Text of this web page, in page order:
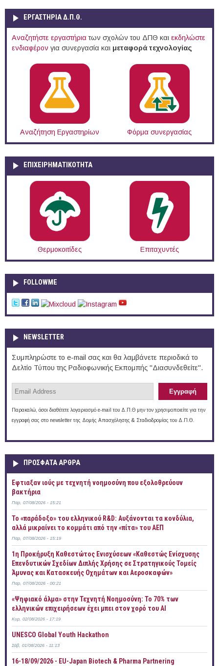
ΕΡΓΑΣΤΗΡΙΑ Δ.Π.Θ.
Αναζητήστε εργαστήρια των σχολών του ΔΠΘ και εκδηλώστε
ενδιαφέρον για συνεργασία και μεταφορά τεχνολογίας
Αναζήτηση Εργαστηρίων Φόρμα συνεργασίας
ΕΠΙΧΕΙΡΗΜΑΤΙΚΟΤΗΤΑ
Θερμοκοιτίδες Επιταχυντές
FOLLOWME
NEWSLETTER
Συμπληρώστε το e-mail σας και θα λαμβάνετε περιοδικά το
Δελτίο Τύπου της Ραδιοφωνικής Εκπομπής "Διασυνδεθείτε".
Παρακαλώ, όσοι διαθέτετε λογαριασμό e-mail του Δ.Π.Θ μην τον χρησιμοποιείτε για την
εγγραφή σας στο newsletter της Δομής Απασχόλησης & Σταδιοδρομίας του Δ.Π.Θ.
ΠΡOΣΦΑΤΑ AΡΘΡΑ
Έφτιαξαν ιούς με τεχνητή νοημοσύνη που εξολοθρεύουν
βακτήρια
Παρ, 07/08/2026 - 15:21
Το «παράδοξο» του ελληνικού R&D: Αυξάνονται τα κονδύλια,
αλλά μικραίνει το κομμάτι από την «πίτα» του ΑΕΠ
Παρ, 07/08/2026 - 15:19
1η Προκήρυξη Καθεστώτος Ενισχύσεων «Καθεστώς Ενίσχυσης
Επενδυτικών Σχεδίων Διπλής Χρήσης σε Στρατηγικούς Τομείς
Άμυνας και Κατασκευής Οχημάτων και Αεροσκαφών»
Παρ, 07/08/2026 - 00:21
«Ψηφιακό άλμα» στην Τεχνητή Νοημοσύνη: Το 70% των
ελληνικών επιχειρήσεων έχει μπει στον χορό του AI
Κυρ, 02/08/2026 - 17:19
UNESCO Global Youth Hackathon
Σάβ, 01/08/2026 - 11:13
16-18/09/2026 - EU-Japan Biotech & Pharma Partnering